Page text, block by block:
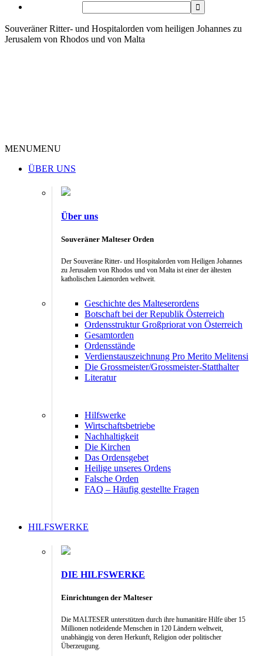
Souveräner Ritter- und Hospitalorden vom heiligen Johannes zu
Jerusalem von Rhodos und von Malta
MENUMENU
ÜBER UNS
Über uns
Souveräner Malteser Orden
Der Souveräne Ritter- und Hospitalorden vom Heiligen Johannes
zu Jerusalem von Rhodos und von Malta ist einer der ältesten
katholischen Laienorden weltweit.
Geschichte des Malteserordens
Botschaft bei der Republik Österreich
Ordensstruktur Großpriorat von Österreich
Gesamtorden
Ordensstände
Verdienstauszeichnung Pro Merito Melitensi
Die Grossmeister/Grossmeister-Statthalter
Literatur
Hilfswerke
Wirtschaftsbetriebe
Nachhaltigkeit
Die Kirchen
Das Ordensgebet
Heilige unseres Ordens
Falsche Orden
FAQ – Häufig gestellte Fragen
HILFSWERKE
DIE HILFSWERKE
Einrichtungen der Malteser
Die MALTESER unterstützen durch ihre humanitäre Hilfe über 15
Millionen notleidende Menschen in 120 Ländern weltweit,
unabhängig von deren Herkunft, Religion oder politischer
Überzeugung.